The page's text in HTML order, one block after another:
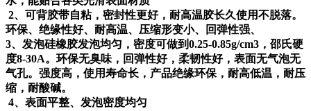
2、可背胶带自粘，密封性更好，耐高温胶长久使用不脱落。
环保、绝缘性好、耐高温、压缩形变小、回弹性强、
3、发泡硅橡胶发泡均匀，密度可做到0.25-0.85g/cm3，邵氏硬
度8-30A。环保无臭味，回弹性好，柔韧性好，表面无气泡无
气孔。强度高，使用寿命长，产品绝缘环保，耐高低温，耐压
缩，耐酸碱。
4、表面平整、发泡密度均匀